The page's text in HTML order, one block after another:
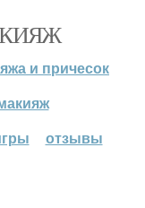
и причесок
отзывы